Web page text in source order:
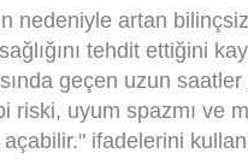
nedeniyle artan
tehdit ettiğini
geçen uzun
uyum spazmı ve
ifadelerini